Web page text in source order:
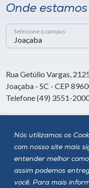
Nós utilizamos os
com nosso site mais
entender melhor
assim podemos
você. Para mais
Onde estamos
Selecione o campus
Rua Getúlio Vargas,
Joaçaba - SC - CEP
Telefone (49) 3551-
Siga a Unoesc